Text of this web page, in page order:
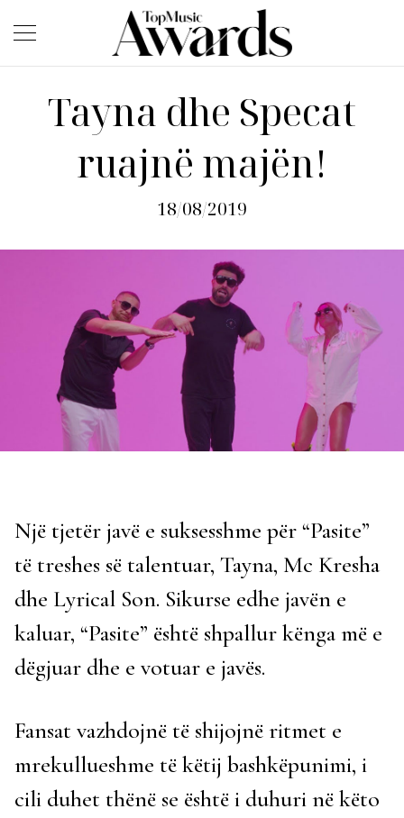
Tayna dhe Specat
ruajnë majën!
18/08/2019
Një tjetër javë e suksesshme për “Pasite”
të treshes së talentuar, Tayna, Mc Kresha
dhe Lyrical Son. Sikurse edhe javën e
kaluar, “Pasite” është shpallur kënga më e
dëgjuar dhe e votuar e javës.
Fansat vazhdojnë të shijojnë ritmet e
mrekullueshme të këtij bashkëpunimi, i
cili duhet thënë se është i duhuri në këto